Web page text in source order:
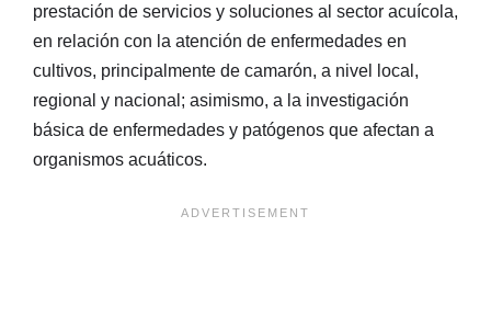
prestación de servicios y soluciones al sector acuícola,
en relación con la atención de enfermedades en
cultivos, principalmente de camarón, a nivel local,
regional y nacional; asimismo, a la investigación
básica de enfermedades y patógenos que afectan a
organismos acuáticos.